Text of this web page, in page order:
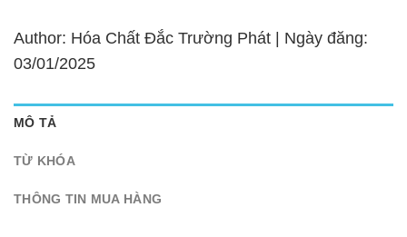
Author: Hóa Chất Đắc Trường Phát | Ngày đăng:
03/01/2025
MÔ TẢ
TỪ KHÓA
THÔNG TIN MUA HÀNG